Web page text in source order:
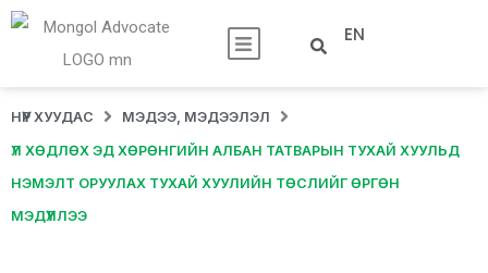
EN
НҮҮР ХУУДАС МЭДЭЭ, МЭДЭЭЛЭЛ
ҮЛ ХӨДЛӨХ ЭД ХӨРӨНГИЙН АЛБАН ТАТВАРЫН ТУХАЙ ХУУЛЬД
НЭМЭЛТ ОРУУЛАХ ТУХАЙ ХУУЛИЙН ТӨСЛИЙГ ӨРГӨН
МЭДҮҮЛЛЭЭ